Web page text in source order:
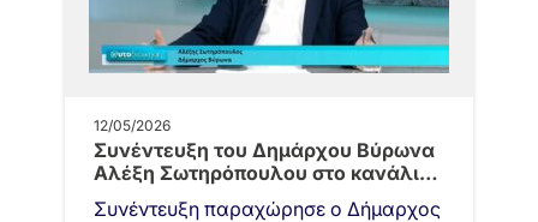
12/05/2026
Συνέντευξη του Δημάρχου Βύρωνα
Αλέξη Σωτηρόπουλου στο κανάλι
της Βουλής…
Συνέντευξη παραχώρησε ο Δήμαρχος